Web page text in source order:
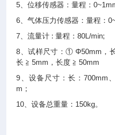
5、位移传感器：量程：
6、气体压力传感器：量程：
7、流量计 : 量程：80L/min;
8、试样尺寸：① Φ50mm，
长 ≧ 5mm，长度 ≧ 50mm
9、设备尺寸：长：700mm
m；
10、设备总重量：150kg。